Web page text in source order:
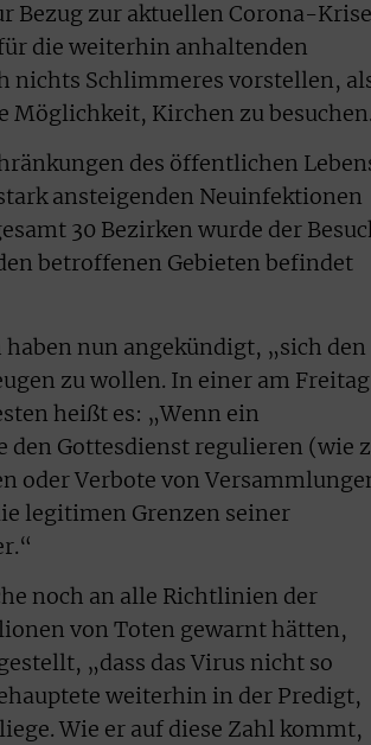
Bezug zur aktuellen Corona-Krise
die weiterhin anhaltenden
nichts Schlimmeres vorstellen,
Möglichkeit, Kirchen zu besuchen.
des öffentlichen
ansteigenden Neuinfektionen
30 Bezirken wurde der
betroffenen Gebieten befindet
nun angekündigt, „sich den
zu wollen. In einer am Freitag
heißt es: „Wenn ein
Gottesdienst regulieren (wie
oder Verbote von
legitimen Grenzen seiner
noch an alle Richtlinien der
von Toten gewarnt hätten,
„dass das Virus nicht so
weiterhin in der Predigt,
Wie er auf diese Zahl kommt,